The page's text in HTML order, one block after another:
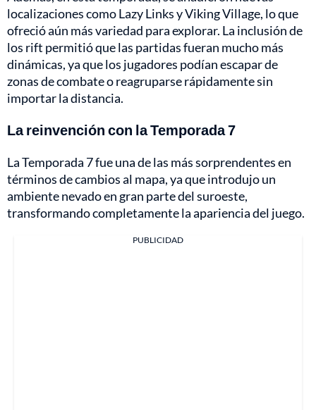
localizaciones como Lazy Links y Viking Village, lo que
ofreció aún más variedad para explorar. La inclusión de
los rift permitió que las partidas fueran mucho más
dinámicas, ya que los jugadores podían escapar de
zonas de combate o reagruparse rápidamente sin
importar la distancia.
La reinvención con la Temporada 7
La Temporada 7 fue una de las más sorprendentes en
términos de cambios al mapa, ya que introdujo un
ambiente nevado en gran parte del suroeste,
transformando completamente la apariencia del juego.
PUBLICIDAD